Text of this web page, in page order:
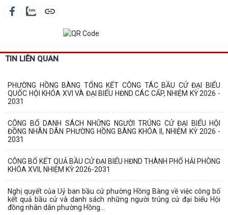
TIN LIÊN QUAN
PHƯỜNG HỒNG BÀNG TỔNG KẾT CÔNG TÁC BẦU CỬ ĐẠI BIỂU
QUỐC HỘI KHÓA XVI VÀ ĐẠI BIỂU HĐND CÁC CẤP, NHIỆM KỲ 2026 -
2031
CÔNG BỐ DANH SÁCH NHỮNG NGƯỜI TRÚNG CỬ ĐẠI BIỂU HỘI
ĐỒNG NHÂN DÂN PHƯỜNG HỒNG BÀNG KHÓA II, NHIỆM KỲ 2026 -
2031
CÔNG BỐ KẾT QUẢ BẦU CỬ ĐẠI BIỂU HĐND THÀNH PHỐ HẢI PHÒNG
KHÓA XVII, NHIỆM KỲ 2026-2031
Nghị quyết của Uỷ ban bầu cử phường Hồng Bàng về việc công bố
kết quả bầu cử và danh sách những người trúng cử đại biểu Hội
đồng nhân dân phường Hồng...